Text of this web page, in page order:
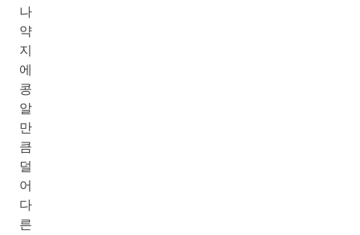
나
약
지
에
콩
알
만
큼
덜
어
다
른